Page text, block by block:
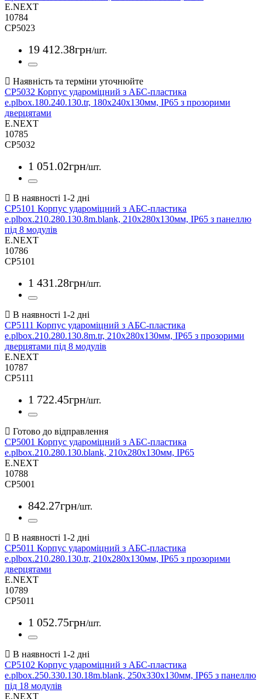
E.NEXT
10784
CP5023
19 412.38грн/шт.
CP5032 Корпус удароміцний з АБС-пластика
e.plbox.180.240.130.tr, 180х240х130мм, IP65 з прозорими
дверцятами
E.NEXT
10785
CP5032
1 051.02грн/шт.
CP5101 Корпус удароміцний з АБС-пластика
e.plbox.210.280.130.8m.blank, 210х280х130мм, IP65 з панеллю
під 8 модулів
E.NEXT
10786
CP5101
1 431.28грн/шт.
CP5111 Корпус удароміцний з АБС-пластика
e.plbox.210.280.130.8m.tr, 210х280х130мм, IP65 з прозорими
дверцятами під 8 модулів
E.NEXT
10787
CP5111
1 722.45грн/шт.
CP5001 Корпус удароміцний з АБС-пластика
e.plbox.210.280.130.blank, 210х280х130мм, IP65
E.NEXT
10788
CP5001
842.27грн/шт.
CP5011 Корпус удароміцний з АБС-пластика
e.plbox.210.280.130.tr, 210х280х130мм, IP65 з прозорими
дверцятами
E.NEXT
10789
CP5011
1 052.75грн/шт.
CP5102 Корпус удароміцний з АБС-пластика
e.plbox.250.330.130.18m.blank, 250х330х130мм, IP65 з панеллю
під 18 модулів
E.NEXT